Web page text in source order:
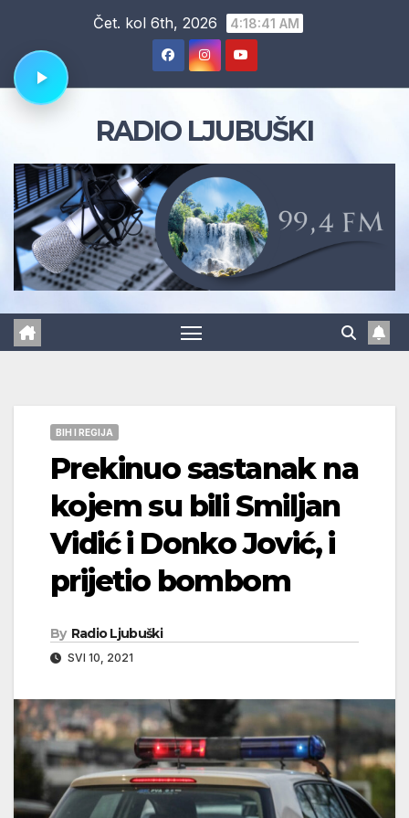
content
Čet. kol 6th, 2026 4:18:42 AM
RADIO LJUBUŠKI
BIH I REGIJA
Prekinuo sastanak na
kojem su bili Smiljan
Vidić i Donko Jović, i
prijetio bombom
By Radio Ljubuški
SVI 10, 2021